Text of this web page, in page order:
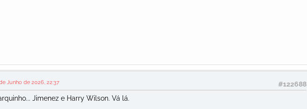
#122688
Junho de 2026, 22:37
Jimenez e Harry Wilson. Vá lá.